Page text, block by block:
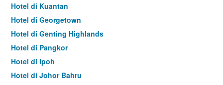
Hotel di Kuantan
Hotel di Georgetown
Hotel di Genting Highlands
Hotel di Pangkor
Hotel di Ipoh
Hotel di Johor Bahru